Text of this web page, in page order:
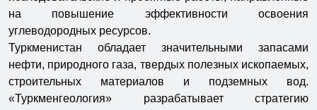
на повышение эффективности освоения
углеводородных ресурсов.
Туркменистан обладает значительными запасами
нефти, природного газа, твердых полезных ископаемых,
строительных материалов и подземных вод.
«Туркменгеология» разрабатывает стратегию